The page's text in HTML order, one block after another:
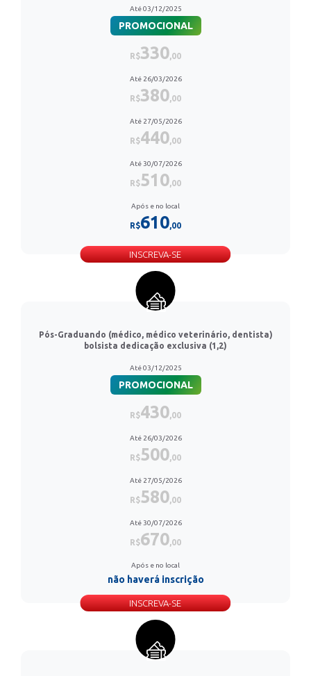
Até 03/12/2025
PROMOCIONAL
R$330,00
Até 26/03/2026
R$380,00
Até 27/05/2026
R$440,00
Até 30/07/2026
R$510,00
Após e no local
R$610,00
INSCREVA-SE
Pós-Graduando (médico, médico veterinário, dentista)
bolsista dedicação exclusiva (1,2)
Até 03/12/2025
PROMOCIONAL
R$430,00
Até 26/03/2026
R$500,00
Até 27/05/2026
R$580,00
Até 30/07/2026
R$670,00
Após e no local
não haverá inscrição
INSCREVA-SE